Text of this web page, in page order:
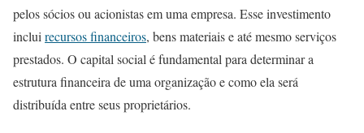
pelos sócios ou acionistas em uma empresa. Esse investimento
inclui recursos financeiros, bens materiais e até mesmo serviços
prestados. O capital social é fundamental para determinar a
estrutura financeira de uma organização e como ela será
distribuída entre seus proprietários.